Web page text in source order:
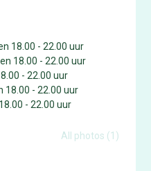
18.00 - 22.00 uur
18.00 - 22.00 uur
- 22.00 uur
18.00 - 22.00 uur
- 22.00 uur
All photos (1)